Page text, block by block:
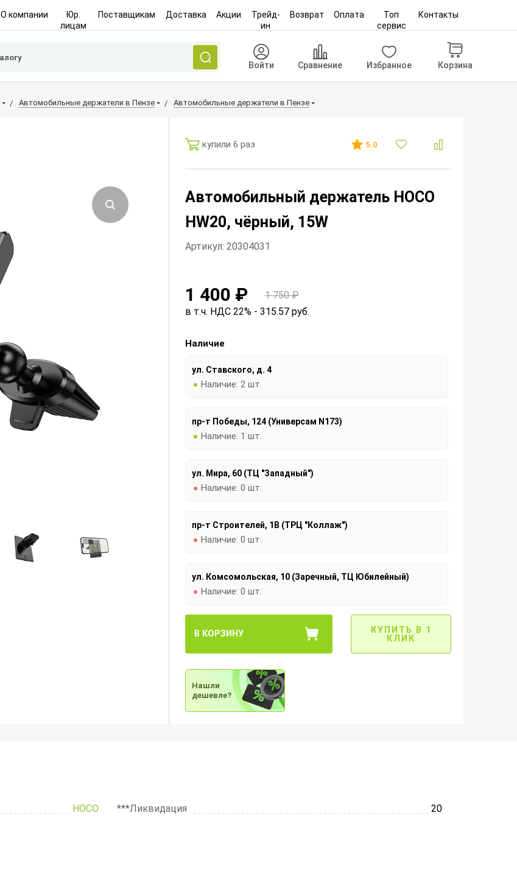
О компании
Юр.
лицам
Поставщикам Доставка Акции
Трейд-
ин
Возврат Оплата
Топ
сервис
Контакты
Войти Сравнение Избранное Корзина
Автомобильные держатели в Пензе Автомобильные держатели в Пензе
купили 6 раз 5.0
Автомобильный держатель HOCO
HW20, чёрный, 15W
Артикул: 20304031
1 400 ₽
1 750 ₽
в т.ч. НДС 22% - 315.57 руб.
Наличие
ул. Ставского, д. 4
Наличие: 2 шт.
пр-т Победы, 124 (Универсам N173)
Наличие: 1 шт.
ул. Мира, 60 (ТЦ "Западный")
Наличие: 0 шт.
пр-т Строителей, 1В (ТРЦ "Коллаж")
Наличие: 0 шт.
ул. Комсомольская, 10 (Заречный, ТЦ Юбилейный)
Наличие: 0 шт.
В КОРЗИНУ
КУПИТЬ В 1
КЛИК
Нашли
дешевле?
HOCO ***Ликвидация 20